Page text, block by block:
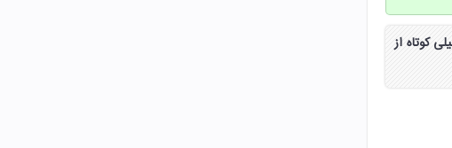
خیلی کوتاه از